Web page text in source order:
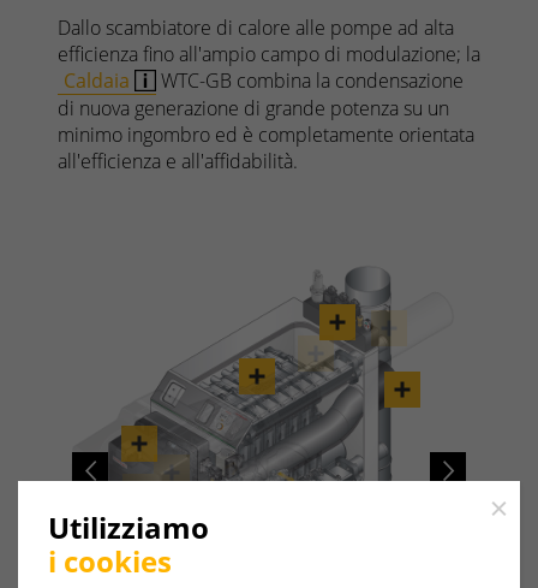
Dallo scambiatore di calore alle pompe ad alta
efficienza fino all'ampio campo di modulazione; la
Caldaia
WTC-GB combina la condensazione
di nuova generazione di grande potenza su un
minimo ingombro ed è completamente orientata
all'efficienza e all'affidabilità.
Previous Next
Close
Utilizziamo
i cookies